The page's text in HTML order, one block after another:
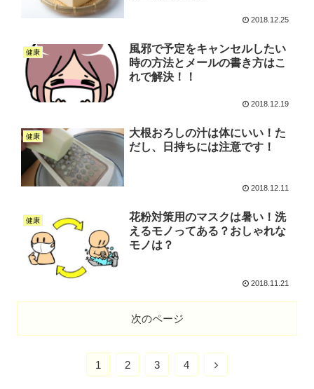
2018.12.25
健康
風邪で予定をキャンセルしたい
時の方法とメールの書き方はこ
れで解決！！
2018.12.19
健康
大根おろしの汁は体にいい！た
だし、日持ちには注意です！
2018.12.11
健康
花粉対策用のマスクは暑い！洗
えるモノってある？おしゃれな
モノは？
2018.11.21
次のページ
1 2 3 4